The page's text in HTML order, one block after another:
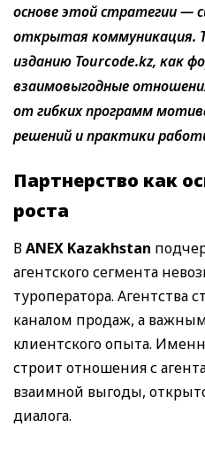
основе этой стратегии —
открытая коммуникация.
изданию Tourcode.kz, как
взаимовыгодные
от гибких программ
решений и практики
Партнерство как
роста
ВANEX Kazakhstan
агентского сегмента
туроператора. Агентства
каналом продаж, а
клиентского опыта.
строит отношения с
взаимной выгоды,
диалога.